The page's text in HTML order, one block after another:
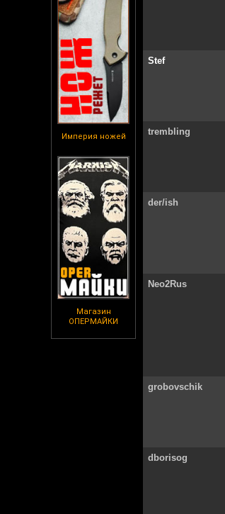
Империя ножей
Магазин
ОПЕРМАЙКИ
Stef
trembling
der/ish
Neo2Rus
grobovschik
dborisog